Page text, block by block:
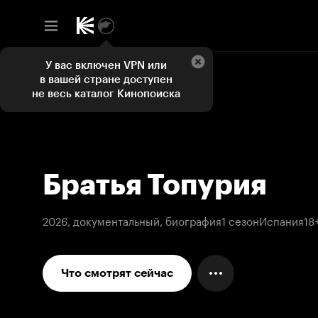
Братья Топурия
2026, документальный, биография1 сезонИспания
Что смотрят сейчас
У вас включен VPN или
в вашей стране доступен
не весь каталог Кинопоиска